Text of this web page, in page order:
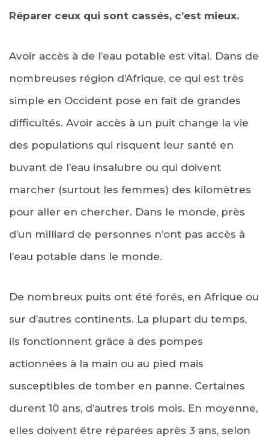
Réparer ceux qui sont cassés, c’est mieux.
Avoir accès à de l’eau potable est vital. Dans de
nombreuses région d’Afrique, ce qui est très
simple en Occident pose en fait de grandes
difficultés. Avoir accès à un puit change la vie
des populations qui risquent leur santé en
buvant de l’eau insalubre ou qui doivent
marcher (surtout les femmes) des kilomètres
pour aller en chercher. Dans le monde, près
d’un milliard de personnes n’ont pas accès à
l’eau potable dans le monde.
De nombreux puits ont été forés, en Afrique ou
sur d’autres continents. La plupart du temps,
ils fonctionnent grâce à des pompes
actionnées à la main ou au pied mais
susceptibles de tomber en panne. Certaines
durent 10 ans, d’autres trois mois. En moyenne,
elles doivent être réparées après 3 ans, selon